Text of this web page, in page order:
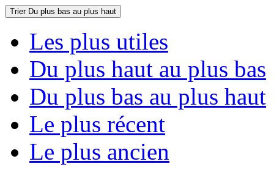
Trier Du plus bas au plus haut
Les plus utiles
Du plus haut au plus bas
Du plus bas au plus haut
Le plus récent
Le plus ancien